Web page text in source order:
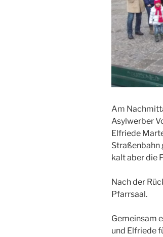
Am
Asylwerber
Elfriede
Straßenbahn
kalt aber die
Nach der
Pfarrsaal.
Gemeinsam
und Elfriede